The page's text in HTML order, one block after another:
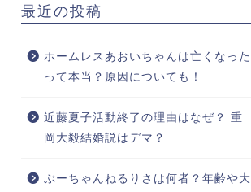
最近の投稿
ホームレスあおいちゃんは亡くなった
って本当？原因についても！
近藤夏子活動終了の理由はなぜ？ 重
岡大毅結婚説はデマ？
ぶーちゃんねるりさは何者？年齢や大